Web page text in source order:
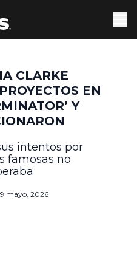
CLARKE
EN
Y
intentos por
famosas no
mayo, 2026